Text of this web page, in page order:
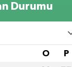
Durumu
O P